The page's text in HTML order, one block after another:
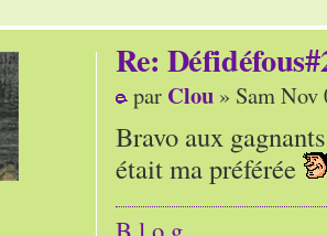
Re:
par Clou » Sam Nov
Bravo aux
était ma préférée
B l o g